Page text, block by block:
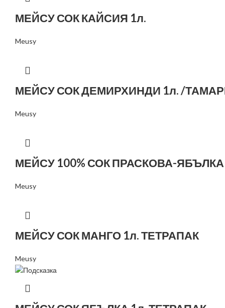
МЕЙСУ СОК КАЙСИЯ 1л.
Meusy
МЕЙСУ СОК ДЕМИРХИНДИ 1л. /
Meusy
МЕЙСУ 100% СОК ПРАСКОВА-ЯБЪЛКА
Meusy
МЕЙСУ СОК МАНГО 1л. ТЕТРАПАК
Meusy